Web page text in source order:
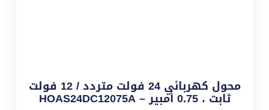
محول كهربائي 24 فولت متردد / 12 فولت
ثابت ، 0.75 أمبير – HOAS24DC12075A